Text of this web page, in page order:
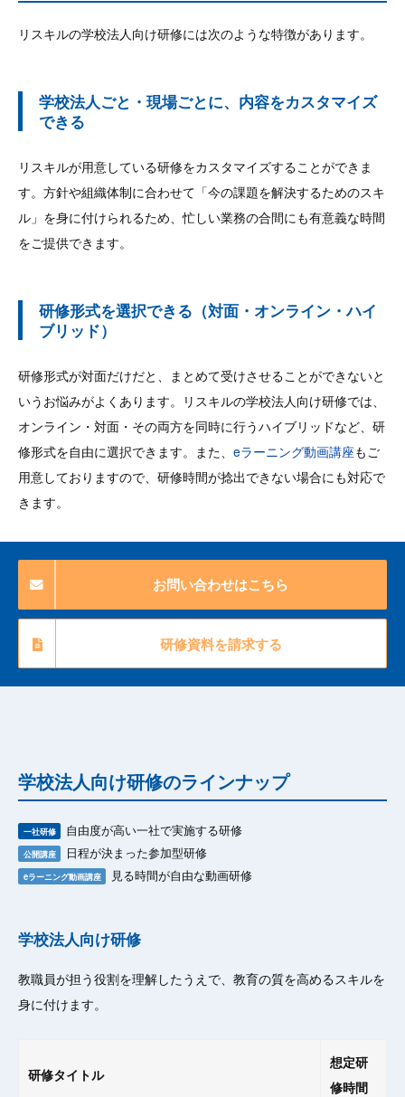
リスキルの学校法人向け研修には次のような特徴があります。
学校法人ごと・現場ごとに、内容をカスタマイズ
できる
リスキルが用意している研修をカスタマイズすることができま
す。方針や組織体制に合わせて「今の課題を解決するためのスキ
ル」を身に付けられるため、忙しい業務の合間にも有意義な時間
をご提供できます。
研修形式を選択できる（対面・オンライン・ハイ
ブリッド）
研修形式が対面だけだと、まとめて受けさせることができないと
いうお悩みがよくあります。リスキルの学校法人向け研修では、
オンライン・対面・その両方を同時に行うハイブリッドなど、研
修形式を自由に選択できます。また、 eラーニング動画講座もご
用意しておりますので、研修時間が捻出できない場合にも対応で
きます。
お問い合わせはこちら
研修資料を請求する
学校法人向け研修のラインナップ
一社研修 自由度が高い一社で実施する研修
公開講座 日程が決まった参加型研修
eラーニング動画講座 見る時間が自由な動画研修
学校法人向け研修
教職員が担う役割を理解したうえで、教育の質を高めるスキルを
身に付けます。
研修タイトル
想定研
修時間